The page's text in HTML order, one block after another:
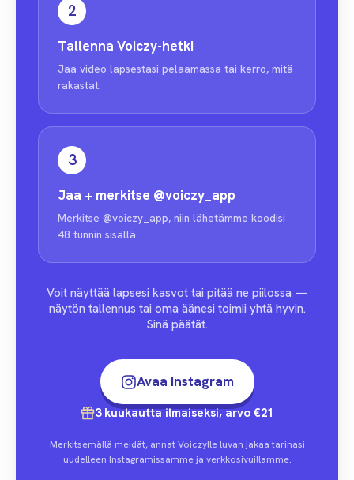
2
Tallenna Voiczy-hetki
Jaa video lapsestasi pelaamassa tai kerro, mitä
rakastat.
3
Jaa + merkitse @voiczy_app
Merkitse @voiczy_app, niin lähetämme koodisi
48 tunnin sisällä.
Voit näyttää lapsesi kasvot tai pitää ne piilossa —
näytön tallennus tai oma äänesi toimii yhtä hyvin.
Sinä päätät.
Avaa Instagram
3 kuukautta ilmaiseksi, arvo €21
Merkitsemällä meidät, annat Voiczylle luvan jakaa tarinasi
uudelleen Instagramissamme ja verkkosivuillamme.